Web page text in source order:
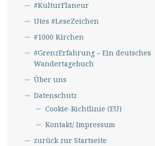
#KulturFlaneur
Utes #LeseZeichen
#1000 Kirchen
#GrenzErfahrung – Ein deutsches
Wandertagebuch
Über uns
Datenschutz
Cookie-Richtlinie (EU)
Kontakt/ Impressum
zurück zur Startseite